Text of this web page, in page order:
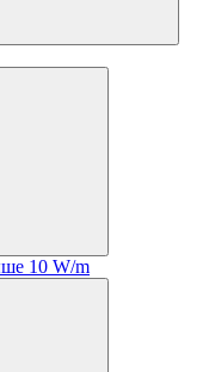
10 W/m